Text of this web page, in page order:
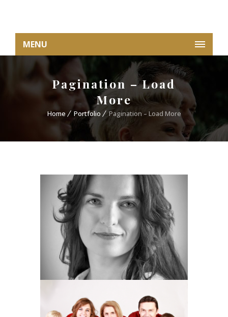
MENU
Pagination – Load
More
Home Portfolio Pagination – Load More